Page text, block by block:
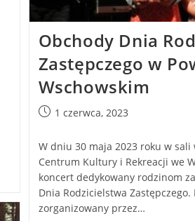
Obchody Dnia
Zastępczego w
Wschowskim
1 czerwca, 2023
W dniu 30 maja 2023 roku w sali
Centrum Kultury i Rekreacji we
koncert dedykowany rodzinom
Dnia Rodzicielstwa Zastępczego.
zorganizowany przez…